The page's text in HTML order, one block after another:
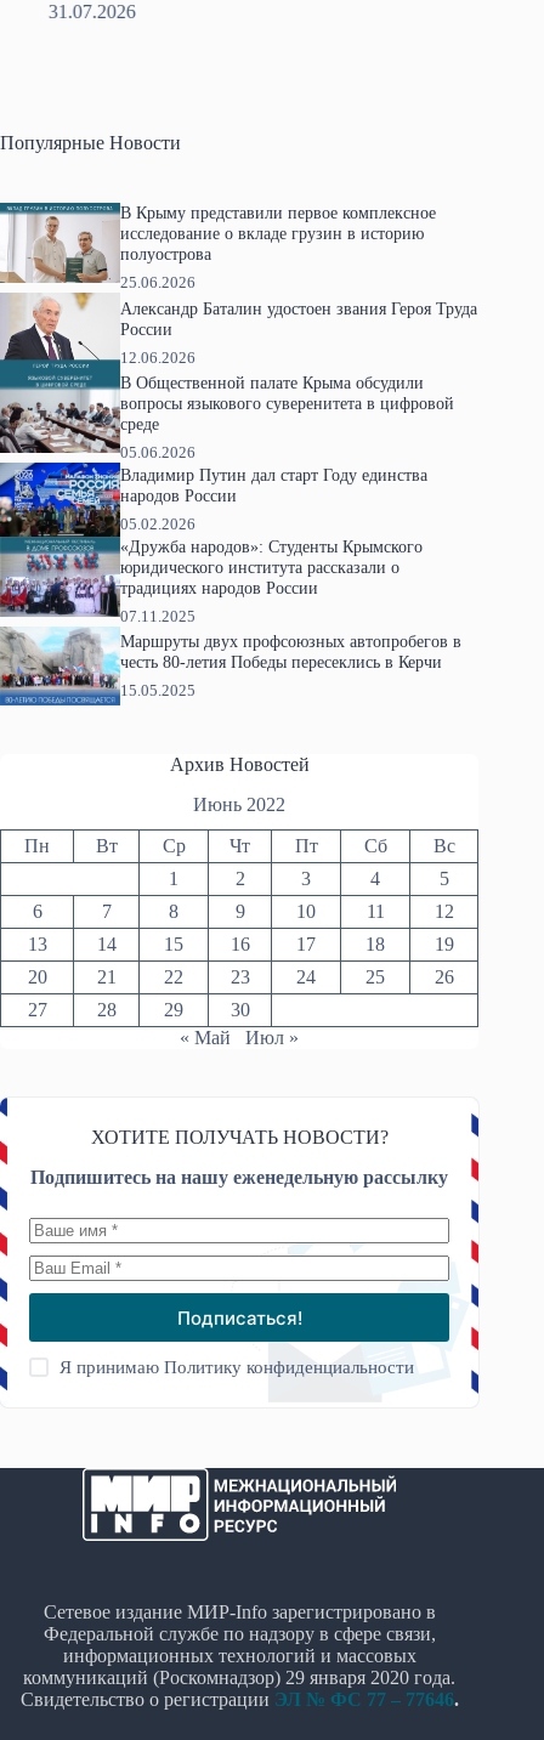
31.07.2026
Популярные Новости
В Крыму представили первое комплексное
исследование о вкладе грузин в историю
полуострова
25.06.2026
Александр Баталин удостоен звания Героя Труда
России
12.06.2026
В Общественной палате Крыма обсудили
вопросы языкового суверенитета в цифровой
среде
05.06.2026
Владимир Путин дал старт Году единства
народов России
05.02.2026
«Дружба народов»: Студенты Крымского
юридического института рассказали о
традициях народов России
07.11.2025
Маршруты двух профсоюзных автопробегов в
честь 80-летия Победы пересеклись в Керчи
15.05.2025
Архив Новостей
Июнь 2022
Пн Вт Ср Чт Пт Сб
Вс
1
2 3 4
5
6
7 8 9 10 11
12
13
14 15 16 17 18
19
20
21 22 23 24 25
26
27
28 29
30
« Май
Июл »
ХОТИТЕ ПОЛУЧАТЬ НОВОСТИ?
Подпишитесь на нашу еженедельную рассылку
Подписаться!
Я принимаюПолитику конфиденциальности
Сетевое издание МИР-Info зарегистрировано в
Федеральной службе по надзору в сфере связи,
информационных технологий и массовых
коммуникаций (Роскомнадзор) 29 января 2020 года.
Свидетельство о регистрации ЭЛ № ФС 77 – 77646.